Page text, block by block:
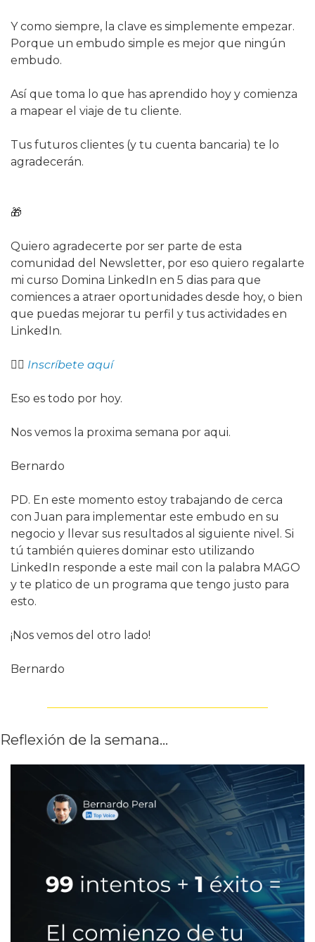
Y como siempre, la clave es simplemente empezar.
Porque un embudo simple es mejor que ningún
embudo.
Así que toma lo que has aprendido hoy y comienza
a mapear el viaje de tu cliente.
Tus futuros clientes (y tu cuenta bancaria) te lo
agradecerán.
🎁
Quiero agradecerte por ser parte de esta
comunidad del Newsletter, por eso quiero regalarte
mi curso Domina LinkedIn en 5 dias para que
comiences a atraer oportunidades desde hoy, o bien
que puedas mejorar tu perfil y tus actividades en
LinkedIn.
👉🏻 Inscríbete aquí
Eso es todo por hoy.
Nos vemos la proxima semana por aqui.
Bernardo
PD. En este momento estoy trabajando de cerca
con Juan para implementar este embudo en su
negocio y llevar sus resultados al siguiente nivel. Si
tú también quieres dominar esto utilizando
LinkedIn responde a este mail con la palabra MAGO
y te platico de un programa que tengo justo para
esto.
¡Nos vemos del otro lado!
Bernardo
Reflexión de la semana…